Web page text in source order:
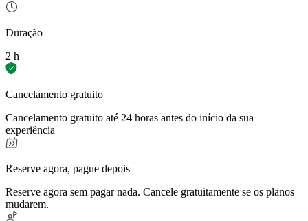
Duração
2 h
Cancelamento gratuito
Cancelamento gratuito até 24 horas antes do início da sua
experiência
Reserve agora, pague depois
Reserve agora sem pagar nada. Cancele gratuitamente se os planos
mudarem.